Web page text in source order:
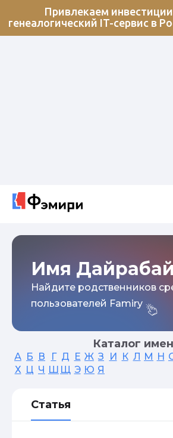
Привлекаем
генеалогический IT-сервис в
Имя Дайрабай
Найдите родственников
пользователей Famiry
Каталог имен
А Б В Г Д Е Ж З И К Л М Н
Х Ц Ч Ш Щ Э Ю Я
Статья